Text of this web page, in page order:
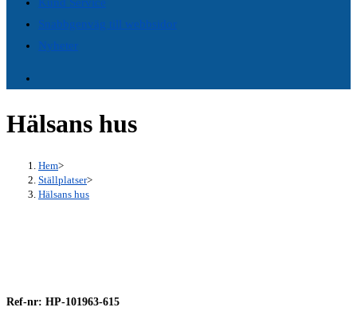
Snabbgenväg till webbsidor
Nyheter
Hälsans hus
Hem>
Ställplatser>
Hälsans hus
Ref-nr: HP-101963-615